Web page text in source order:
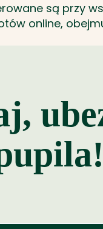
są przy
online,